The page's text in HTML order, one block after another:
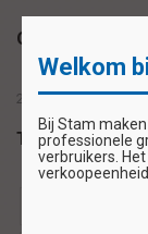
Omschrijving
28 verschillende
Tags
Welkom
Bij Stam
professionele
verbruikers.
verkoopeenheid.